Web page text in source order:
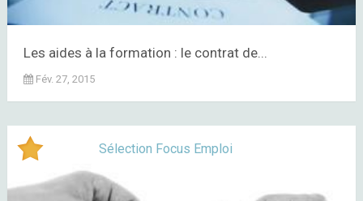
Les aides à la formation : le contrat de...
Fév. 27, 2015
Sélection Focus Emploi